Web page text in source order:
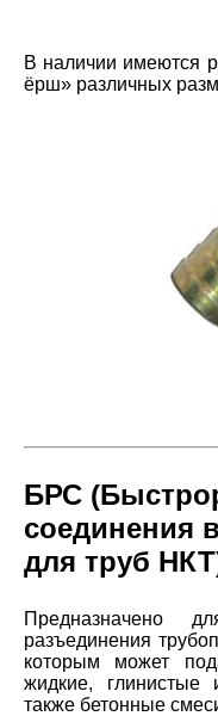
В наличии имеются
ёрш» различных
БРС
соединения
для труб
Предназначено
разъединения
которым может
жидкие,
также бетонные